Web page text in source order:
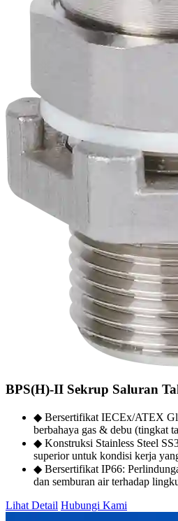
BPS(H)-II Sekrup Saluran
◆ Bersertifikat IECEx/ATEX
berbahaya gas & debu (tingkat
◆ Konstruksi Stainless Steel
superior untuk kondisi kerja
◆ Bersertifikat IP66:
dan semburan air terhadap
Lihat Detail Hubungi Kami